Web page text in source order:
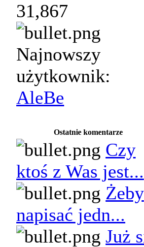
31,867
Najnowszy
użytkownik:
AleBe
Ostatnie komentarze
Czy
ktoś z Was jest...
Żeby
napisać jedn...
Już